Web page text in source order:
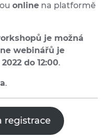
online na platformě
je možná
webinářů je
do 12:00.
.
registrace